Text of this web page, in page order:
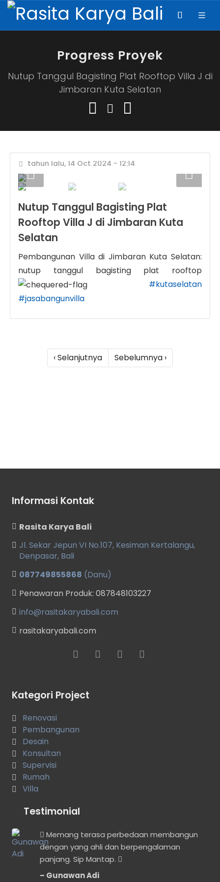
Progress Proyek
Nutup Tanggul Bagisting Plat Rooftop Villa J di
Jimbaran Kuta Selatan
tahun lalu, 14 Oct 2024 - 12:14
Nutup Tanggul Bagisting Plat
Rooftop Villa J di Jimbaran Kuta
Selatan
Pembangunan Villa di Jimbaran Kuta Selatan:
nutup tanggul bagisting plat rooftop
#kutaselatan
#jasabangunvilla
‹ Selanjutnya Sebelumnya ›
Informasi Kontak
Rasita Karya Bali
Jl. Sekar Jepun VI No.107, Kesiman Kertalangu,
Denpasar, Bali
087749855868 (Danu)
Penawaran Produk: 087848103227
info@rasitakaryabali.com
rasitakaryabali.com
Kategori Project
Renovasi
Pembangunan
Desain
Konsultan
Supervisi
Rumah
Villa
Testimonial
Memang terasa perbedaan membangun
dengan yang ahli dan berpengalaman
panjang. Sip Mantap.
Gunawan Adi